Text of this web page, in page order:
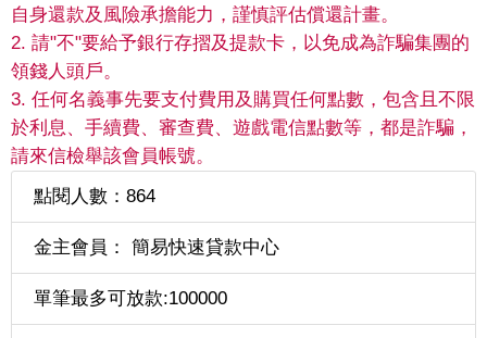
自身還款及風險承擔能力，謹慎評估償還計畫。
2. 請"不"要給予銀行存摺及提款卡，以免成為詐騙集團的
領錢人頭戶。
3. 任何名義事先要支付費用及購買任何點數，包含且不限
於利息、手續費、審查費、遊戲電信點數等，都是詐騙，
請來信檢舉該會員帳號。
點閱人數：864
金主會員： 簡易快速貸款中心
單筆最多可放款:100000